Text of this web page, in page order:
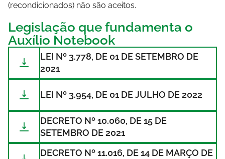
(recondicionados) não são aceitos.
Legislação que fundamenta o
Auxílio Notebook
LEI Nº 3.778, DE 01 DE SETEMBRO DE
2021
LEI Nº 3.954, DE 01 DE JULHO DE 2022
DECRETO Nº 10.060, DE 15 DE
SETEMBRO DE 2021
DECRETO Nº 11.016, DE 14 DE MARÇO DE